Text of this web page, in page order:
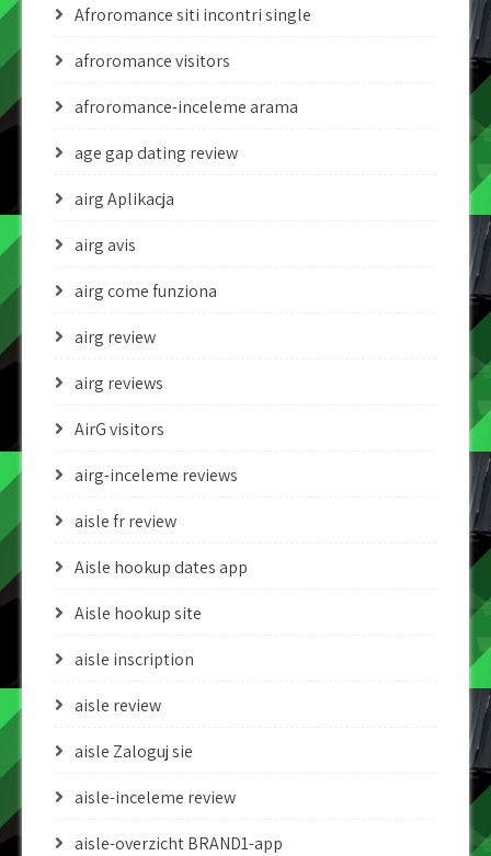
Afroromance siti incontri single
afroromance visitors
afroromance-inceleme arama
age gap dating review
airg Aplikacja
airg avis
airg come funziona
airg review
airg reviews
AirG visitors
airg-inceleme reviews
aisle fr review
Aisle hookup dates app
Aisle hookup site
aisle inscription
aisle review
aisle Zaloguj sie
aisle-inceleme review
aisle-overzicht BRAND1-app